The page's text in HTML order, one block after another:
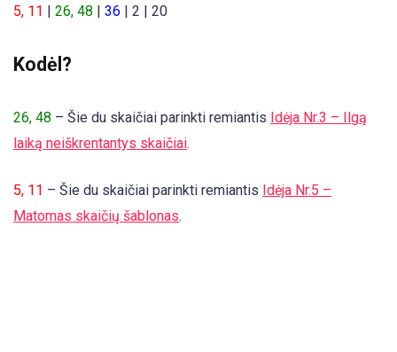
5, 11 | 26, 48 | 36 | 2 | 20
Kodėl?
26, 48 – Šie du skaičiai parinkti remiantis Idėja Nr.3 – Ilgą
laiką neiškrentantys skaičiai.
5, 11 – Šie du skaičiai parinkti remiantis Idėja Nr.5 –
Matomas skaičių šablonas.